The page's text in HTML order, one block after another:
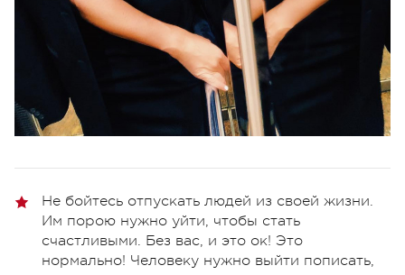
Не бойтесь отпускать людей из своей жизни.
Им порою нужно уйти, чтобы стать
счастливыми. Без вас, и это ок! Это
нормально! Человеку нужно выйти пописать,